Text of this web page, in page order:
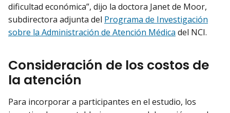
dificultad económica”, dijo la doctora Janet de Moor,
subdirectora adjunta del Programa de Investigación
sobre la Administración de Atención Médica del NCI.
Consideración de los costos de
la atención
Para incorporar a participantes en el estudio, los